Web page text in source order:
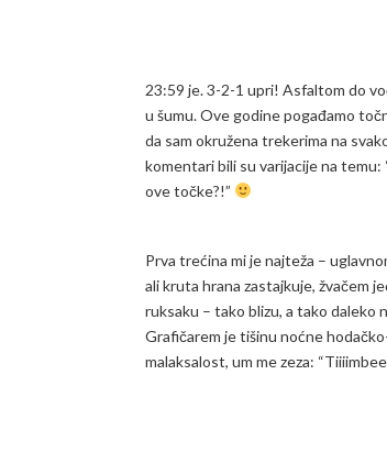
23:59 je. 3-2-1 upri! Asfaltom do
u šumu. Ove godine pogađamo
da sam okružena trekerima na
komentari bili su varijacije na temu:
ove točke?!”
Prva trećina mi je najteža –
ali kruta hrana zastajkuje, žvačem
ruksaku – tako blizu, a tako daleko
Grafičarem je tišinu noćne
malaksalost, um me zeza: